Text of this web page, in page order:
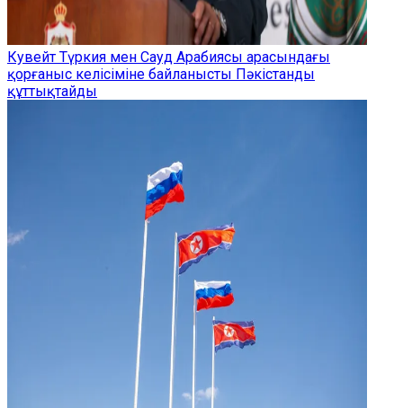
Кувейт Түркия мен Сауд Арабиясы арасындағы
қорғаныс келісіміне байланысты Пәкістанды
құттықтайды